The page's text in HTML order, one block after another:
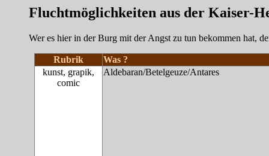
Fluchtmöglichkeiten aus der Kaiser-
Wer es hier in der Burg mit der Angst zu tun bekommen hat,
Rubrik
Was ?
kunst, grapik,
comic
Aldebaran/Betelgeuze/Antares